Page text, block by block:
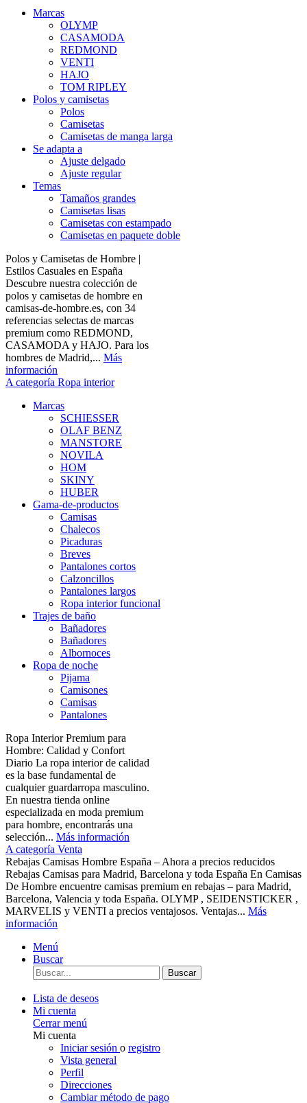
Marcas
OLYMP
CASAMODA
REDMOND
VENTI
HAJO
TOM RIPLEY
Polos y camisetas
Polos
Camisetas
Camisetas de manga larga
Se adapta a
Ajuste delgado
Ajuste regular
Temas
Tamaños grandes
Camisetas lisas
Camisetas con estampado
Camisetas en paquete doble
Polos y Camisetas de Hombre |
Estilos Casuales en España
Descubre nuestra colección de
polos y camisetas de hombre en
camisas-de-hombre.es, con 34
referencias selectas de marcas
premium como REDMOND,
CASAMODA y HAJO. Para los
hombres de Madrid,... Más
información
A categoría Ropa interior
Marcas
SCHIESSER
OLAF BENZ
MANSTORE
NOVILA
HOM
SKINY
HUBER
Gama-de-productos
Camisas
Chalecos
Picaduras
Breves
Pantalones cortos
Calzoncillos
Pantalones largos
Ropa interior funcional
Trajes de baño
Bañadores
Bañadores
Albornoces
Ropa de noche
Pijama
Camisones
Camisas
Pantalones
Ropa Interior Premium para
Hombre: Calidad y Confort
Diario La ropa interior de calidad
es la base fundamental de
cualquier guardarropa masculino.
En nuestra tienda online
especializada en moda premium
para hombre, encontrarás una
selección... Más información
A categoría Venta
Rebajas Camisas Hombre España – Ahora a precios reducidos
Rebajas Camisas para Madrid, Barcelona y toda España En Camisas
De Hombre encuentre camisas premium en rebajas – para Madrid,
Barcelona, Valencia y toda España. OLYMP , SEIDENSTICKER ,
MARVELIS y VENTI a precios ventajosos. Ventajas... Más
información
Menú
Buscar
Buscar
Lista de deseos
Mi cuenta
Cerrar menú
Mi cuenta
Iniciar sesión o registro
Vista general
Perfil
Direcciones
Cambiar método de pago